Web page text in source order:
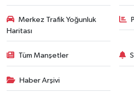
Merkez Trafik Yoğunluk
Haritası
Tüm Manşetler
Haber Arşivi